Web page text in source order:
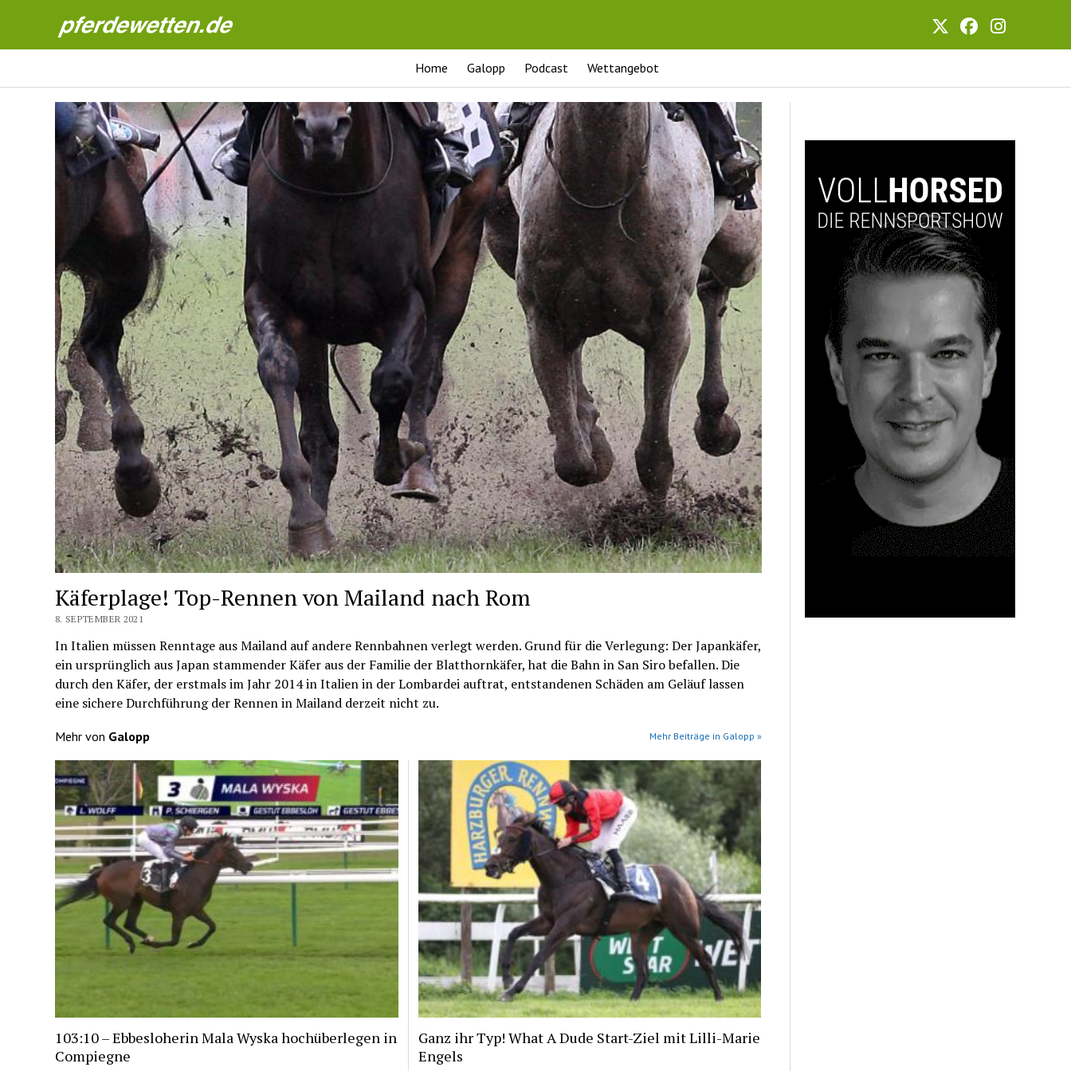
Pferdewetten News
Home Galopp Podcast Wettangebot
Käferplage! Top-Rennen von Mailand nach Rom
8. SEPTEMBER 2021
In Italien müssen Renntage aus Mailand auf andere Rennbahnen verlegt werden. Grund für die Verlegung: Der Japankäfer,
ein ursprünglich aus Japan stammender Käfer aus der Familie der Blatthornkäfer, hat die Bahn in San Siro befallen. Die
durch den Käfer, der erstmals im Jahr 2014 in Italien in der Lombardei auftrat, entstandenen Schäden am Geläuf lassen
eine sichere Durchführung der Rennen in Mailand derzeit nicht zu.
Mehr von Galopp Mehr Beiträge in Galopp »
103:10 – Ebbesloherin Mala Wyska hochüberlegen in
Compiegne
Ganz ihr Typ! What A Dude Start-Ziel mit Lilli-Marie
Engels